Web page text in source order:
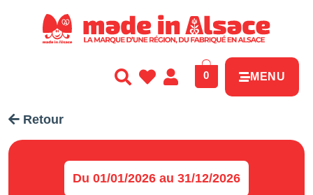
0 MENU
Retour
Du 01/01/2026 au 31/12/2026